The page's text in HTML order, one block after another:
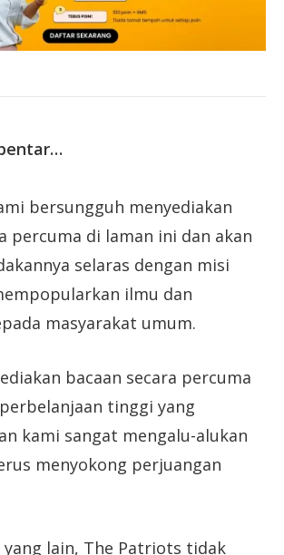
bersungguh menyediakan
percuma di laman ini dan akan
selaras dengan misi
ilmu dan
masyarakat umum.
bacaan secara percuma
tinggi yang
kami sangat mengalu-alukan
menyokong perjuangan
lain, The Patriots tidak